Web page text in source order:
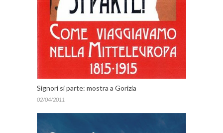
Signori si parte: mostra a Gorizia
02/04/2011